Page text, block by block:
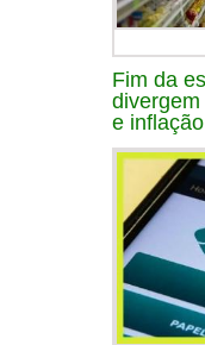
Fim da
e inflação